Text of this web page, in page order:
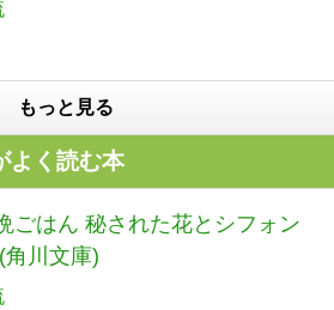
もっと見る
よく読む本
ごはん 秘された花とシフォン
川文庫)